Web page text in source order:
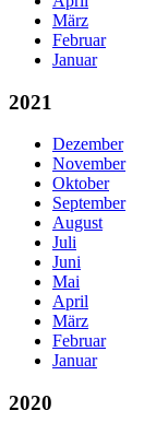
März
Februar
Januar
2021
Dezember
November
Oktober
September
August
Juli
Juni
Mai
April
März
Februar
Januar
2020